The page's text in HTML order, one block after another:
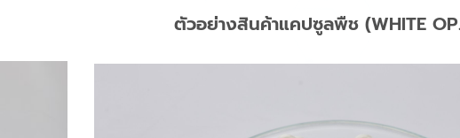
ตัวอย่างสินค้าแคปซูลพืช (WHITE